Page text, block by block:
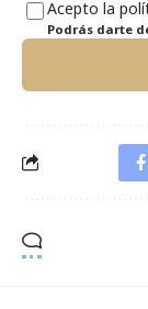
Acepto la
Podrás darte